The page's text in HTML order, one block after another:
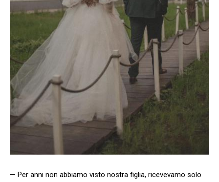
— Per anni non abbiamo visto nostra figlia, ricevevamo solo